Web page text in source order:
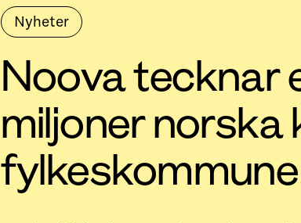
Nyheter
Noova tecknar
miljoner
fylkeskommune